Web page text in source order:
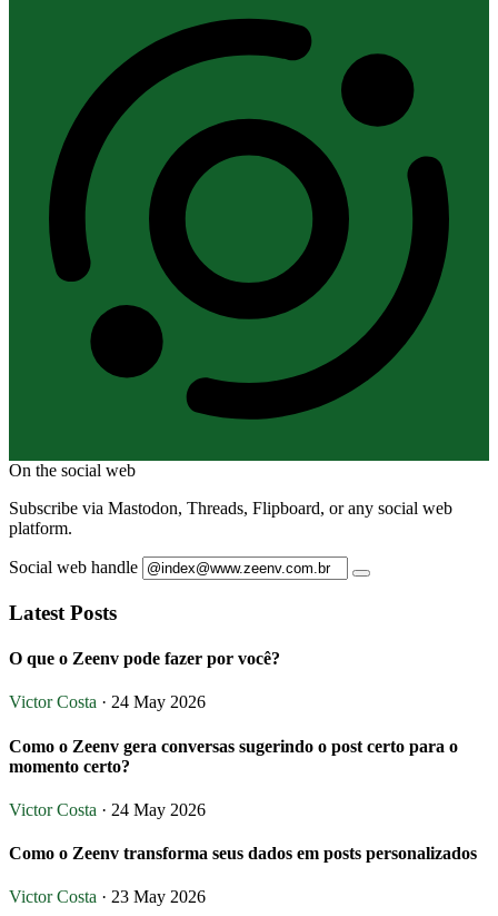
On the social web
Subscribe via Mastodon, Threads, Flipboard, or any social web
platform.
Social web handle
Latest Posts
O que o Zeenv pode fazer por você?
Victor Costa · 24 May 2026
Como o Zeenv gera conversas sugerindo o post certo para o
momento certo?
Victor Costa · 24 May 2026
Como o Zeenv transforma seus dados em posts personalizados
Victor Costa · 23 May 2026